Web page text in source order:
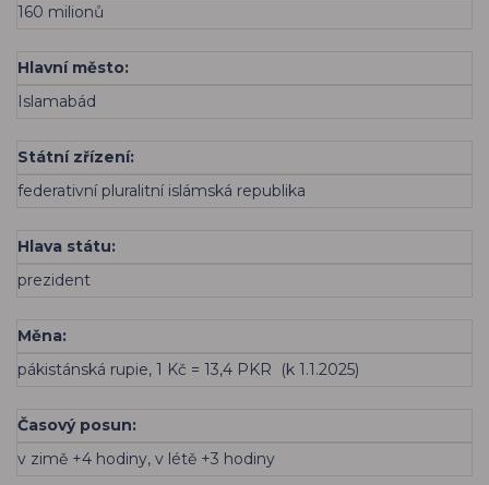
160 milionů
Hlavní město:
Islamabád
Státní zřízení:
federativní pluralitní islámská republika
Hlava státu:
prezident
Měna:
pákistánská rupie, 1 Kč = 13,4 PKR (k 1.1.2025)
Časový posun:
v zimě +4 hodiny, v létě +3 hodiny